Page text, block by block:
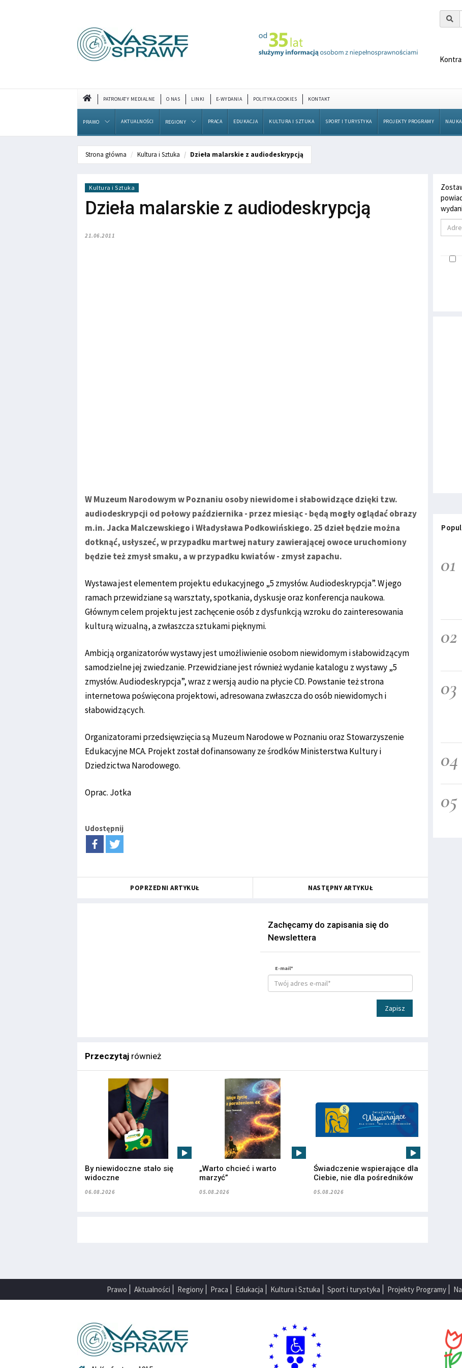
PATRONATY MEDIALNE O NAS LINKI E-WYDANIA POLITYKA COOKIES KONTAKT
PRAWO AKTUALNOŚCI REGIONY PRACA EDUKACJA KULTURA I SZTUKA SPORT I TURYSTYKA PROJEKTY PROGRAMY
Strona główna Kultura i Sztuka Dzieła malarskie z audiodeskrypcją
Kultura i Sztuka
Dzieła malarskie z audiodeskrypcją
21.06.2011
W Muzeum Narodowym w Poznaniu osoby niewidome i słabowidzące dzięki tzw.
audiodeskrypcji od połowy października - przez miesiąc - będą mogły oglądać obrazy
m.in. Jacka Malczewskiego i Władysława Podkowińskiego. 25 dzieł będzie można
dotknąć, usłyszeć, w przypadku martwej natury zawierającej owoce uruchomiony
będzie też zmysł smaku, a w przypadku kwiatów - zmysł zapachu.
Wystawa jest elementem projektu edukacyjnego „5 zmysłów. Audiodeskrypcja”. W jego
ramach przewidziane są warsztaty, spotkania, dyskusje oraz konferencja naukowa.
Głównym celem projektu jest zachęcenie osób z dysfunkcją wzroku do zainteresowania
kulturą wizualną, a zwłaszcza sztukami pięknymi.
Ambicją organizatorów wystawy jest umożliwienie osobom niewidomym i słabowidzącym
samodzielne jej zwiedzanie. Przewidziane jest również wydanie katalogu z wystawy „5
zmysłów. Audiodeskrypcja”, wraz z wersją audio na płycie CD. Powstanie też strona
internetowa poświęcona projektowi, adresowana zwłaszcza do osób niewidomych i
słabowidzących.
Organizatorami przedsięwzięcia są Muzeum Narodowe w Poznaniu oraz Stowarzyszenie
Edukacyjne MCA. Projekt został dofinansowany ze środków Ministerstwa Kultury i
Dziedzictwa Narodowego.
Oprac. Jotka
Udostępnij
POPRZEDNI ARTYKUŁ NASTĘPNY ARTYKUŁ
Zachęcamy do zapisania się do
Newslettera
E-mail*
Zapisz
Przeczytaj również
By niewidoczne stało się
widoczne
06.08.2026
„Warto chcieć i warto
marzyć”
05.08.2026
Świadczenie wspierające dla
Ciebie, nie dla pośredników
05.08.2026
01
02
03
04
05
Prawo Aktualności Regiony Praca Edukacja Kultura i Sztuka Sport i turystyka Projekty Programy